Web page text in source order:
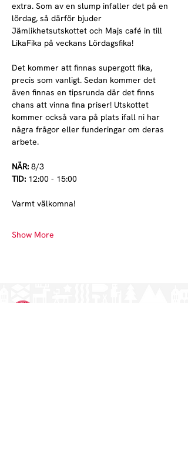
extra. Som av en slump infaller det på en
lördag, så därför bjuder
Jämlikhetsutskottet och Majs café in till
LikaFika på veckans Lördagsfika!
Det kommer att finnas supergott fika,
precis som vanligt. Sedan kommer det
även finnas en tipsrunda där det finns
chans att vinna fina priser! Utskottet
kommer också vara på plats ifall ni har
några frågor eller funderingar om deras
arbete.
NÄR: 8/3
TID: 12:00 - 15:00
Varmt välkomna!
Show More